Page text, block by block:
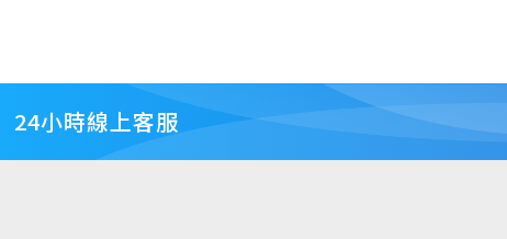
24小時線上客服